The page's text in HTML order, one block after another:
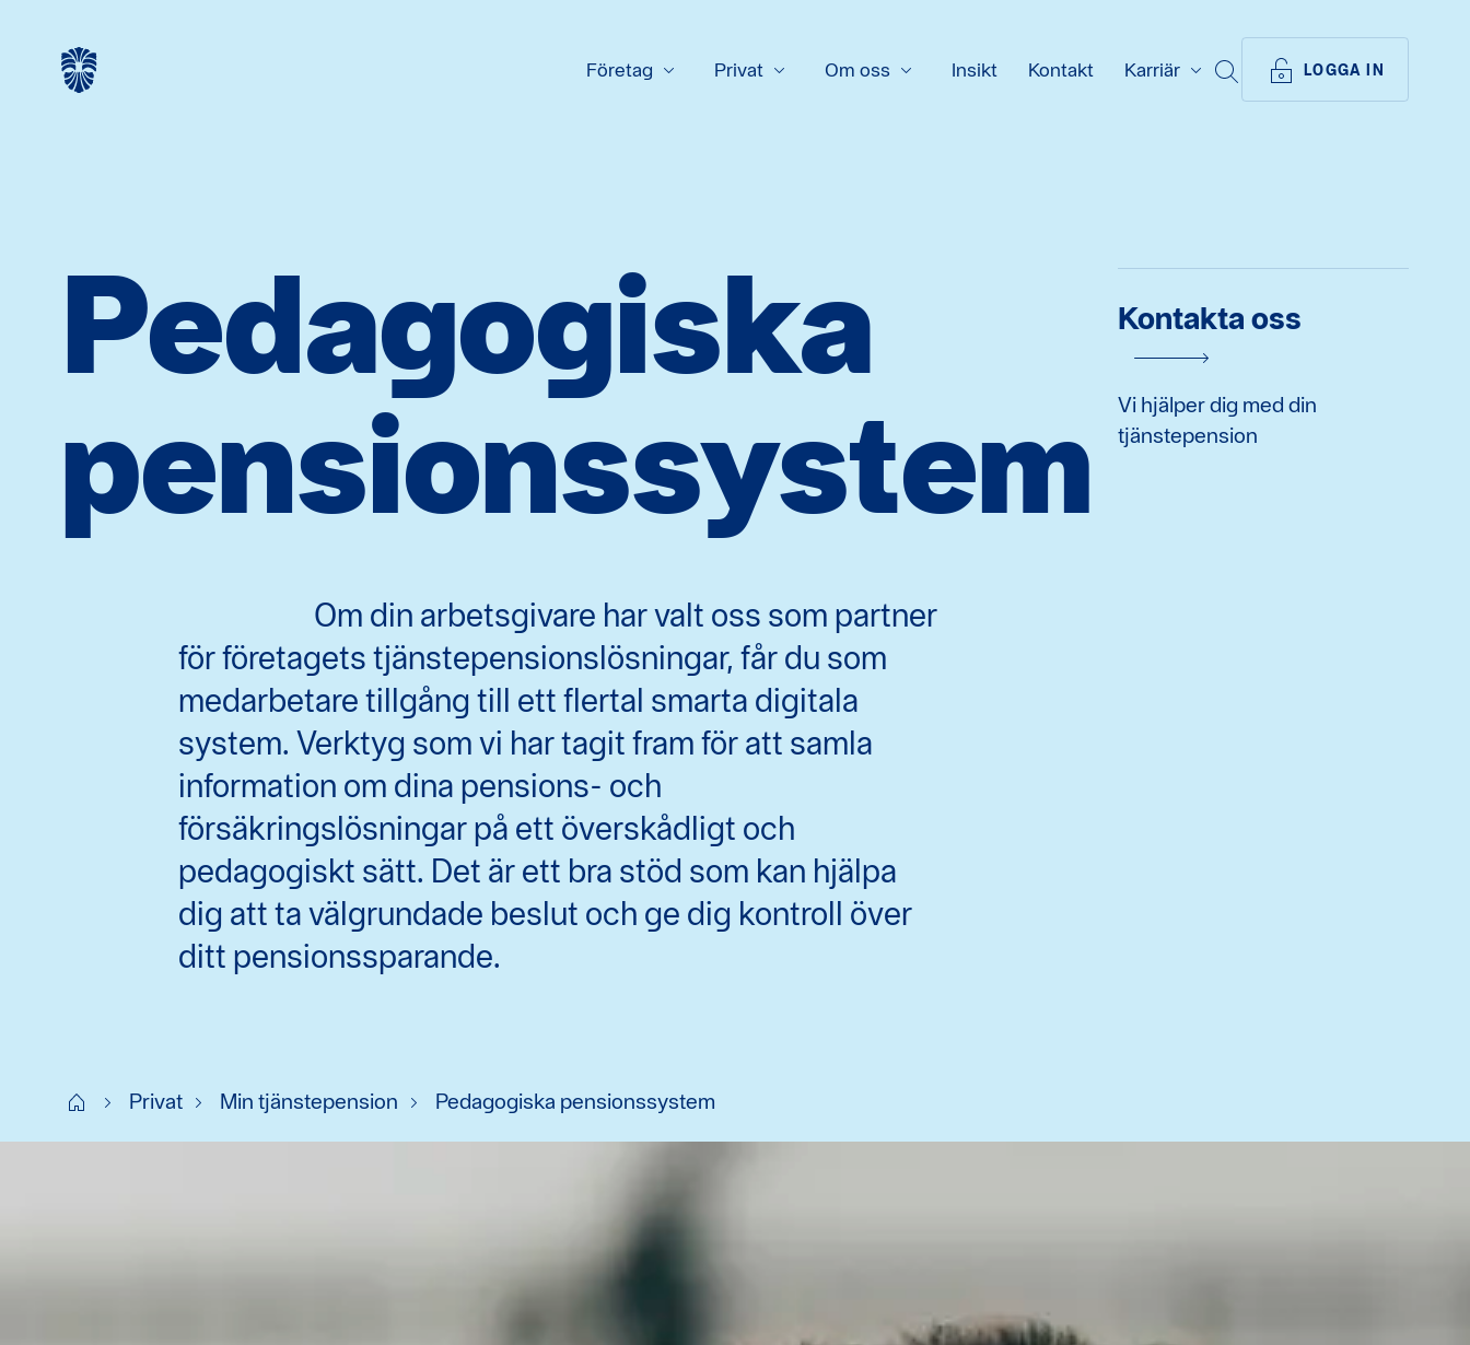
Företag Privat Om oss Insikt Kontakt Karriär SÖK LOGGA IN
Pedagogiska
pensionssystem
Om din arbetsgivare har valt oss som partner
för företagets tjänstepensionslösningar, får du som
medarbetare tillgång till ett flertal smarta digitala
system. Verktyg som vi har tagit fram för att samla
information om dina pensions- och
försäkringslösningar på ett överskådligt och
pedagogiskt sätt. Det är ett bra stöd som kan hjälpa
dig att ta välgrundade beslut och ge dig kontroll över
ditt pensionssparande.
Kontakta oss
Vi hjälper dig med din
tjänstepension
Start Privat Min tjänstepension Pedagogiska pensionssystem